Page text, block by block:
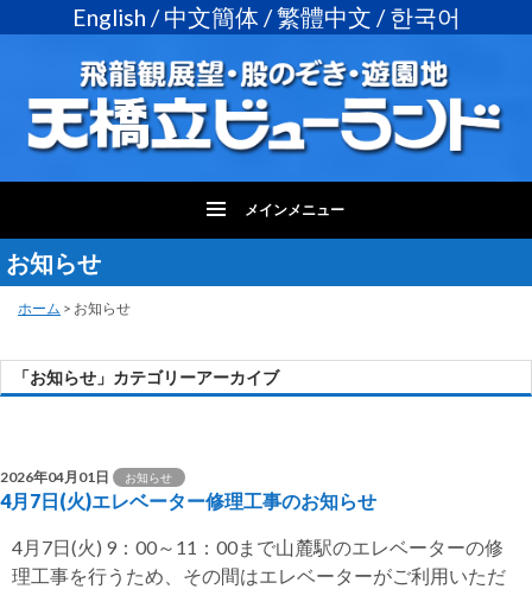
English /中文簡体 /繁體中文 /한국어
メインメニュー
コ
ン
テ
ツ
へ
プ
お知らせ
ホーム > お知らせ
「お知らせ」カテゴリーアーカイブ
2026年04月01日 お知らせ
4月7日(火)エレベーター修理工事のお知らせ
4月7日(火) 9：00～11：00まで山麓駅のエレベーターの修
理工事を行うため、その間はエレベーターがご利用いただ
投
ナ
ゲ